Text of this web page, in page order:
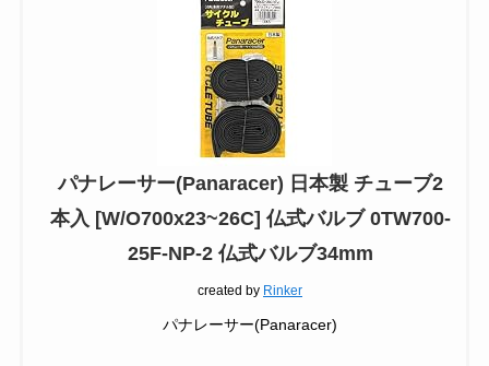
パナレーサー(Panaracer) 日本製 チューブ2
本入 [W/O700x23~26C] 仏式バルブ 0TW700-
25F-NP-2 仏式バルブ34mm
created by Rinker
パナレーサー(Panaracer)